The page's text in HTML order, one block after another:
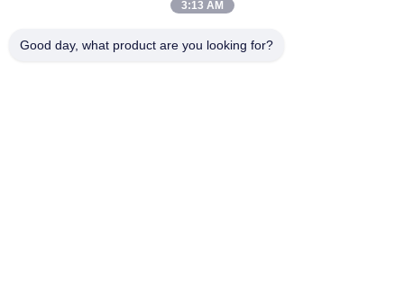
Macchine di stampaggio a polpa biodegradabile
3:13 AM
Good day, what product are you looking for?